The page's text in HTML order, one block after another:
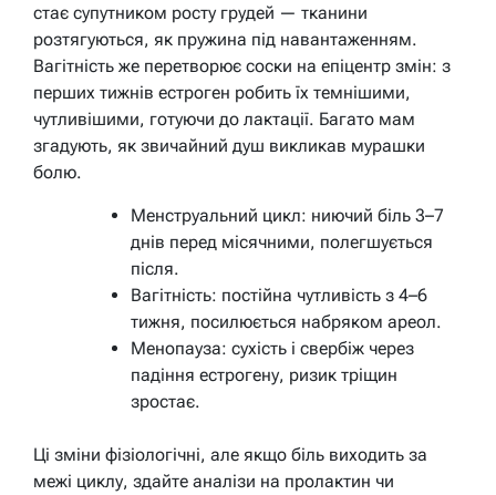
стає супутником росту грудей — тканини
розтягуються, як пружина під навантаженням.
Вагітність же перетворює соски на епіцентр змін: з
перших тижнів естроген робить їх темнішими,
чутливішими, готуючи до лактації. Багато мам
згадують, як звичайний душ викликав мурашки
болю.
Менструальний цикл: ниючий біль 3–7
днів перед місячними, полегшується
після.
Вагітність: постійна чутливість з 4–6
тижня, посилюється набряком ареол.
Менопауза: сухість і свербіж через
падіння естрогену, ризик тріщин
зростає.
Ці зміни фізіологічні, але якщо біль виходить за
межі циклу, здайте аналізи на пролактин чи